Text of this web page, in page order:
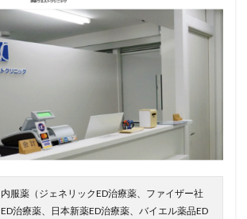
内服薬（ジェネリックED治療薬、ファイザー社
ED治療薬、日本新薬ED治療薬、バイエル薬品ED